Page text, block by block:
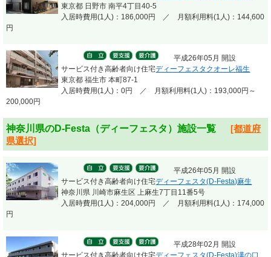
東京都 日野市 南平4丁目40-5
入居時費用(1人)：186,000円 ／ 月額利用料(1人)：144,600
円
平成26年05月 開設
サービス付き高齢者向け住宅ディーフェスタクオーレ福生
東京都 福生市 本町87-1
入居時費用(1人)：0円 ／ 月額利用料(1人)：193,000円～
200,000円
神奈川県のD-Festa（ディーフェスタ）施設一覧
[都道府
県選択]
平成26年05月 開設
サービス付き高齢者向け住宅ディーフェスタ(D-Festa)麻生
神奈川県 川崎市麻生区 上麻生7丁目11番5号
入居時費用(1人)：204,000円 ／ 月額利用料(1人)：174,000
円
平成28年02月 開設
サービス付き高齢者向け住宅ディーフェスタ(D-Festa)溝の口